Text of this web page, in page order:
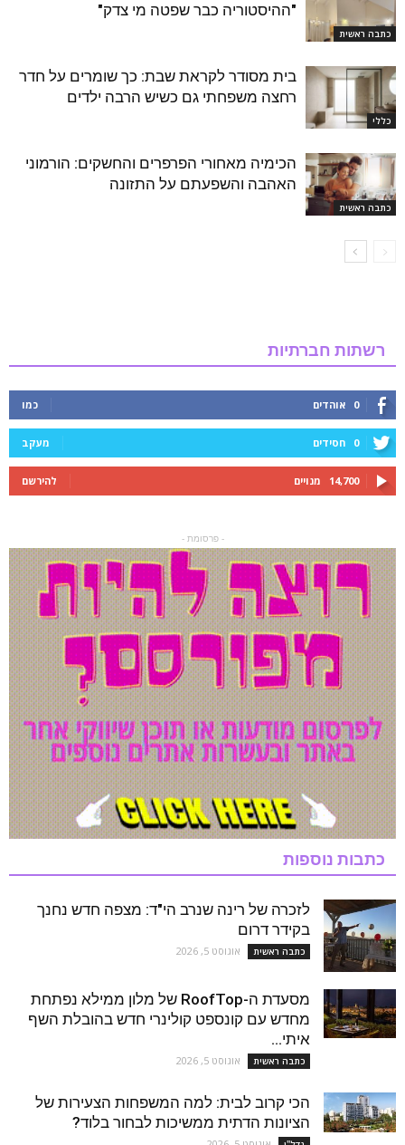
כתבה ראשית
"ההיסטוריה כבר שפטה מי צדק"
כללי
בית מסודר לקראת שבת: כך שומרים על חדר
רחצה משפחתי גם כשיש הרבה ילדים
כתבה ראשית
הכימיה מאחורי הפרפרים והחשקים: הורמוני
האהבה והשפעתם על התזונה
רשתות חברתיות
0 אוהדים כמו
0 חסידים מעקב
14,700 מנויים להירשם
- פרסומת -
כתבות נוספות
לזכרה של רינה שנרב הי"ד: מצפה חדש נחנך
בקידר דרום
כתבה ראשית אוגוסט 5, 2026
מסעדת ה-RoofTop של מלון ממילא נפתחת
מחדש עם קונספט קולינרי חדש בהובלת השף
איתי...
כתבה ראשית אוגוסט 5, 2026
הכי קרוב לבית: למה המשפחות הצעירות של
הציונות הדתית ממשיכות לבחור בלוד?